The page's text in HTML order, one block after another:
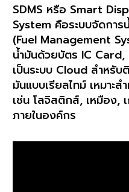
SDMS หรือ Smart
System คือระบบจัดการ
(Fuel Management
น้ำมันด้วยบัตร IC Card,
เป็นระบบ Cloud สำหรั
มันแบบเรียลไทม์ เหมาะ
เช่น โลจิสติกส์, เหมือง,
ภายในองค์กร